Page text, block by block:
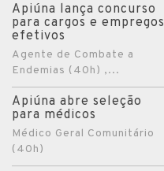
Apiúna lança concurso
para cargos e empregos
efetivos
Agente de Combate a
Endemias (40h) ,...
Apiúna abre seleção
para médicos
Médico Geral Comunitário
(40h)